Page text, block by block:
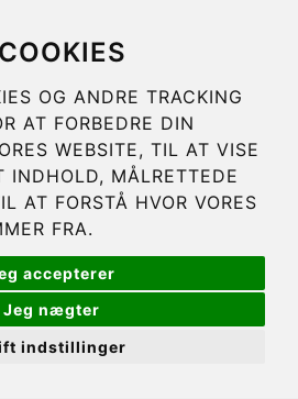
OG ANDRE TRACKING
AT FORBEDRE DIN
WEBSITE, TIL AT VISE
INDHOLD, MÅLRETTEDE
AT FORSTÅ HVOR VORES
FRA.
accepterer
Jeg nægter
indstillinger